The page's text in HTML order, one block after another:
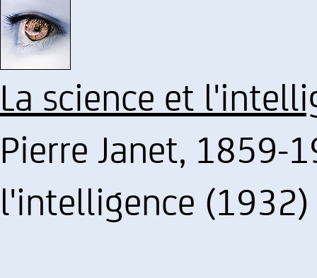
La science et
Pierre Janet, 1859-
l'intelligence (1932)